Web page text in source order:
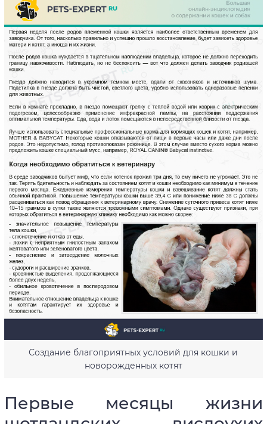
Создание благоприятных условий для кошки и
новорожденных котят
Первые месяцы жизни